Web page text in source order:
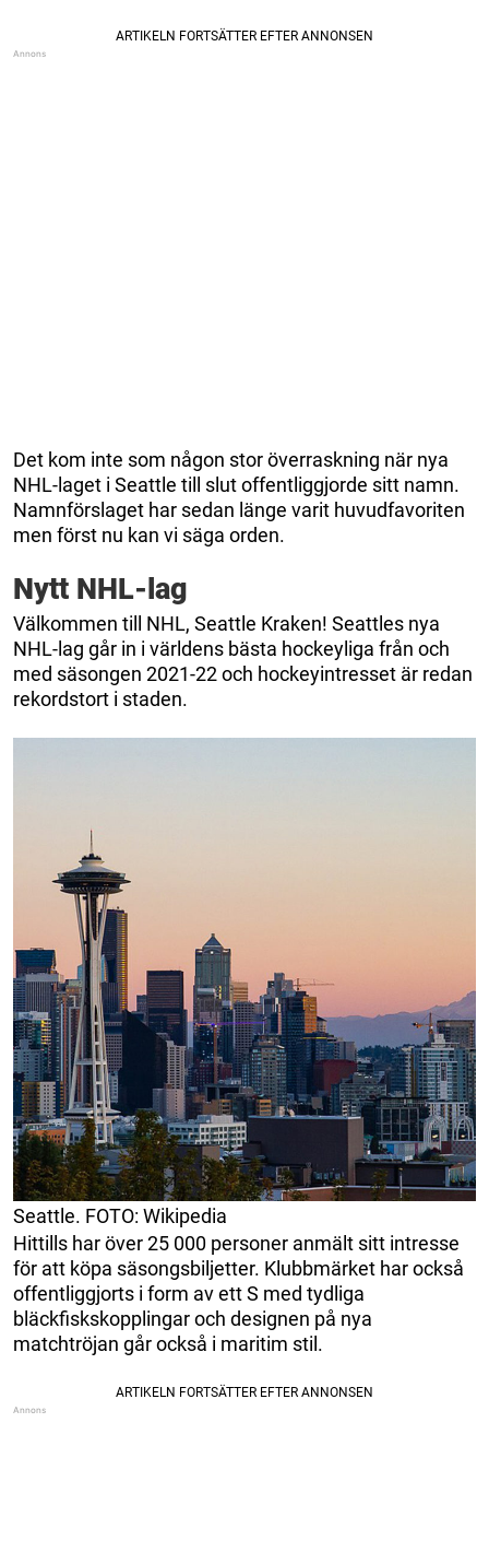
Det kom inte som någon stor överraskning när nya
NHL-laget i Seattle till slut offentliggjorde sitt namn.
Namnförslaget har sedan länge varit huvudfavoriten
men först nu kan vi säga orden.
Nytt NHL-lag
Välkommen till NHL, Seattle Kraken! Seattles nya
NHL-lag går in i världens bästa hockeyliga från och
med säsongen 2021-22 och hockeyintresset är redan
rekordstort i staden.
Seattle. FOTO: Wikipedia
Hittills har över 25 000 personer anmält sitt intresse
för att köpa säsongsbiljetter. Klubbmärket har också
offentliggjorts i form av ett S med tydliga
bläckfiskskopplingar och designen på nya
matchtröjan går också i maritim stil.